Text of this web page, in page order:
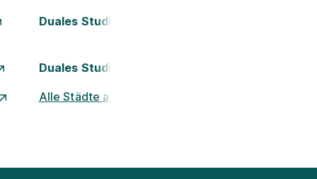
Duales Studium Kassel
Duales Studium Nürnberg
Alle Städte ansehen